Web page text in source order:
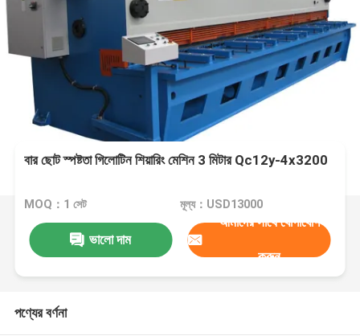
বার ছোট স্পষ্টতা গিলোটিন শিয়ারিং মেশিন 3 মিটার Qc12y-4x3200
MOQ：1 সেট মূল্য：USD13000
ভালো দাম
আমাদের সাথে যোগাযোগ
করুন
পণ্যের বর্ণনা